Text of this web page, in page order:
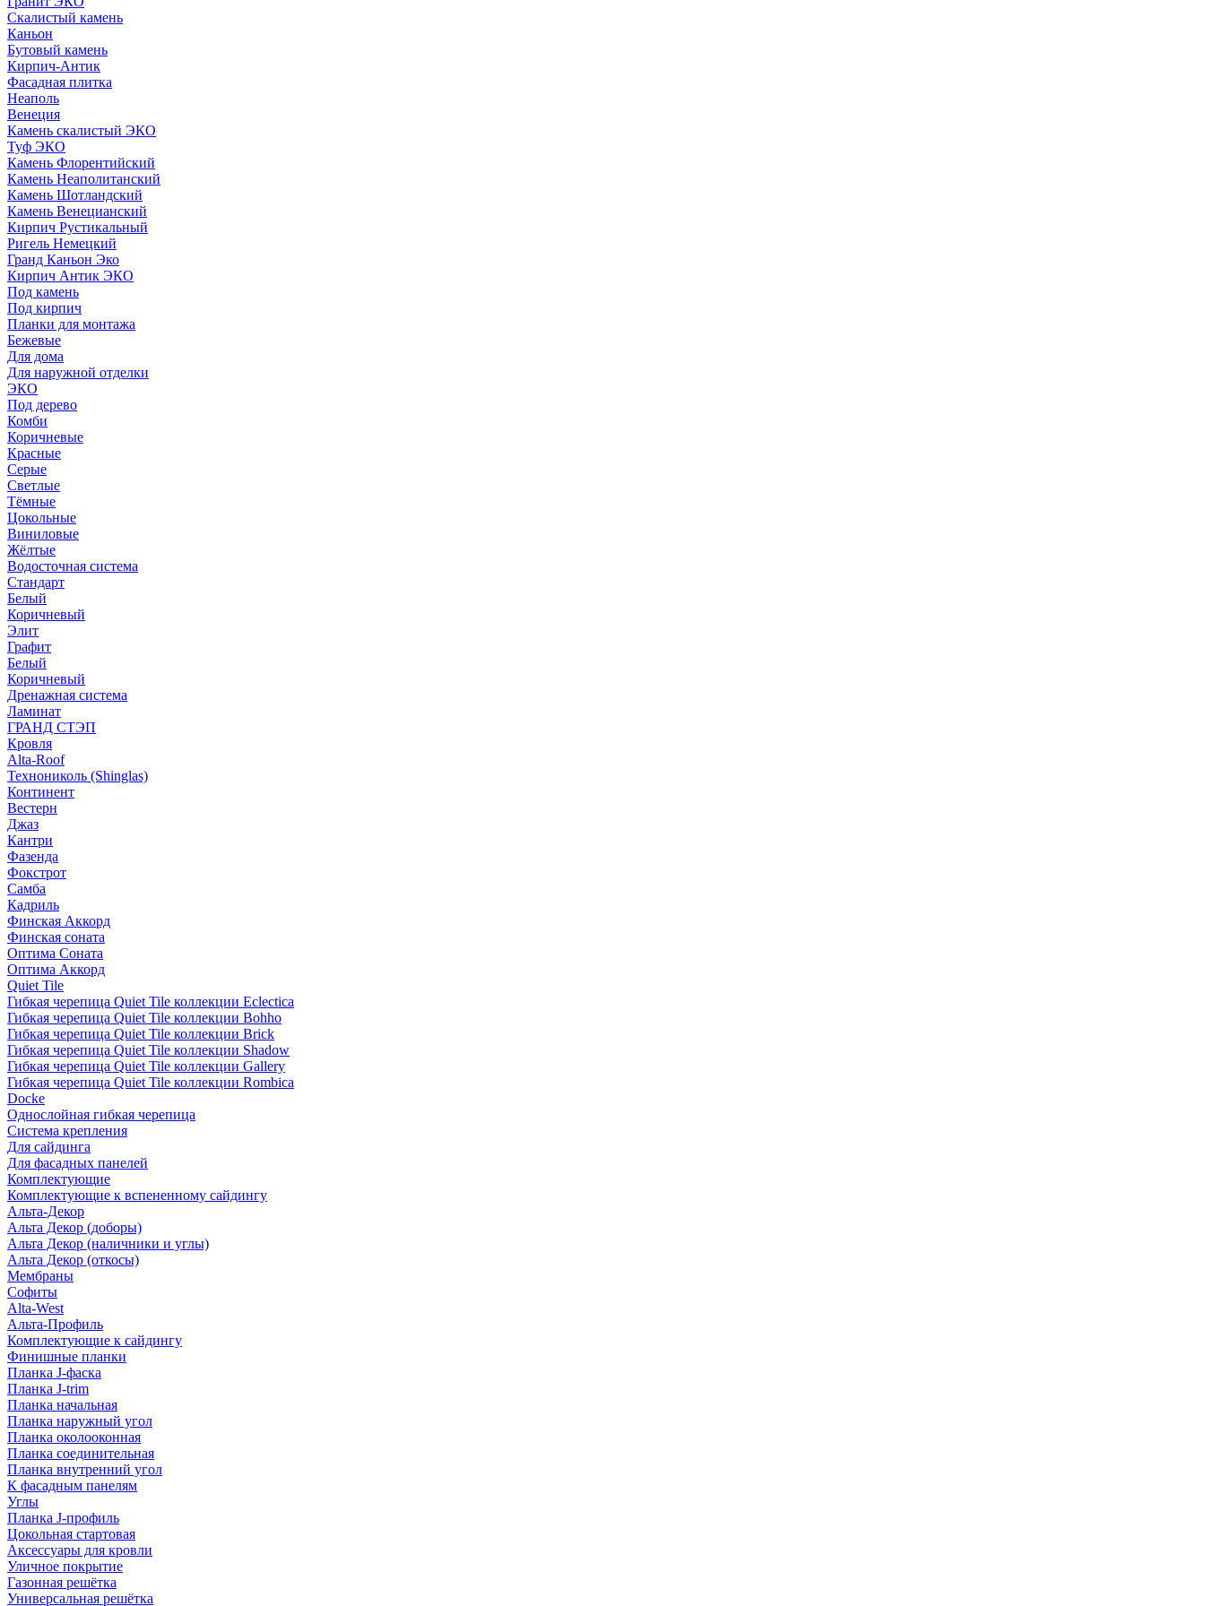
Скалистый камень
Каньон
Бутовый камень
Кирпич-Антик
Фасадная плитка
Неаполь
Венеция
Камень скалистый ЭКО
Туф ЭКО
Камень Флорентийский
Камень Неаполитанский
Камень Шотландский
Камень Венецианский
Кирпич Рустикальный
Ригель Немецкий
Гранд Каньон Эко
Кирпич Антик ЭКО
Под камень
Под кирпич
Планки для монтажа
Бежевые
Для дома
Для наружной отделки
ЭКO
Под дерево
Комби
Коричневые
Красные
Серые
Светлые
Тёмные
Цокольные
Виниловые
Жёлтые
Водосточная система
Стандарт
Белый
Коричневый
Элит
Графит
Белый
Коричневый
Дренажная система
Ламинат
ГРАНД СТЭП
Кровля
Alta-Roof
Технониколь (Shinglas)
Континент
Вестерн
Джаз
Кантри
Фазенда
Фокстрот
Самба
Кадриль
Финская Аккорд
Финская соната
Оптима Соната
Оптима Аккорд
Quiet Tile
Гибкая черепица Quiet Tile коллекции Eclectica
Гибкая черепица Quiet Tile коллекции Bohho
Гибкая черепица Quiet Tile коллекции Brick
Гибкая черепица Quiet Tile коллекции Shadow
Гибкая черепица Quiet Tile коллекции Gallery
Гибкая черепица Quiet Tile коллекции Rombica
Docke
Однослойная гибкая черепица
Система крепления
Для сайдинга
Для фасадных панелей
Комплектующие
Комплектующие к вспененному сайдингу
Альта-Декор
Альта Декор (доборы)
Альта Декор (наличники и углы)
Альта Декор (откосы)
Мембраны
Софиты
Alta-West
Альта-Профиль
Комплектующие к сайдингу
Финишные планки
Планка J-фаска
Планка J-trim
Планка начальная
Планка наружный угол
Планка околооконная
Планка соединительная
Планка внутренний угол
К фасадным панелям
Углы
Планка J-профиль
Цокольная стартовая
Аксессуары для кровли
Уличное покрытие
Газонная решётка
Универсальная решётка